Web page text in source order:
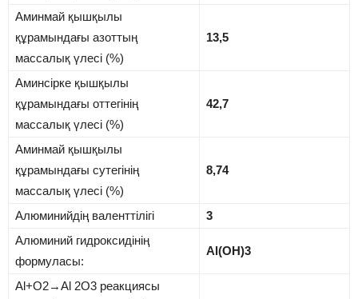
Аминмай қышқылы
құрамындағы азоттың
массалық үлесі (%)
13,5
Аминсірке қышқылы
құрамындағы оттегінің
массалық үлесі (%)
42,7
Аминмай қышқылы
құрамындағы сутегінің
массалық үлесі (%)
8,74
Алюминийдің валенттілігі
3
Алюминий гидроксидінің
формуласы:
Al(OH)3
Al+O2→Al 2O3 реакциясы